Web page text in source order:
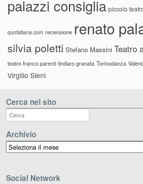
palazzi consiglia piccolo
quotidiana.com recensione renato
silvia poletti Stefano Massini Teatro
teatro franco parenti tindaro granata Torinodanza
Virgilio Sieni
Cerca nel sito
Archivio
Archivio
Social Network